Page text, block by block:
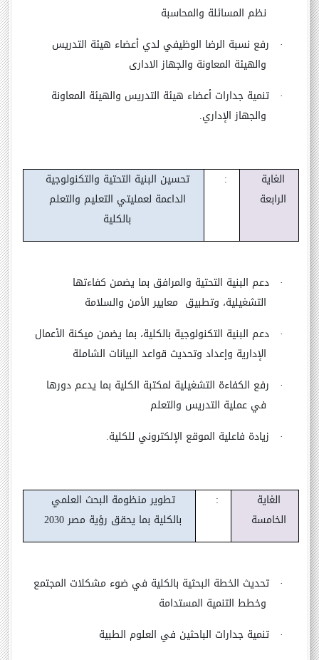
نظم المسائلة والمحاسبة
·
رفع نسبة الرضا الوظيفي لدي أعضاء هيئة التدريس
والهيئة المعاونة والجهاز الادارى
· تنمية جدارات أعضاء هيئة التدريس والهيئة المعاونة
والجهاز الإداري.
الغاية
الرابعة
:
تحسين البنية التحتية والتكنولوجية
الداعمة لعمليتي التعليم والتعلم
بالكلية
· دعم البنية التحتية والمرافق بما يضمن كفاءتها
التشغيلية، وتطبيق معايير الأمن والسلامة
· دعم البنية التكنولوجية بالكلية، بما يضمن ميكنة الأعمال
الإدارية وإعداد وتحديث قواعد البيانات الشاملة
·
رفع الكفاءة التشغيلية لمكتبة الكلية بما يدعم دورها
في عملية التدريس والتعلم
·
زيادة فاعلية الموقع الإلكتروني للكلية.
الغاية
الخامسة
:
تطوير منظومة البحث العلمي
بالكلية بما يحقق رؤية مصر 2030
· تحديث الخطة البحثية بالكلية في ضوء مشكلات المجتمع
وخطط التنمية المستدامة
· تنمية جدارات الباحثين في العلوم الطبية